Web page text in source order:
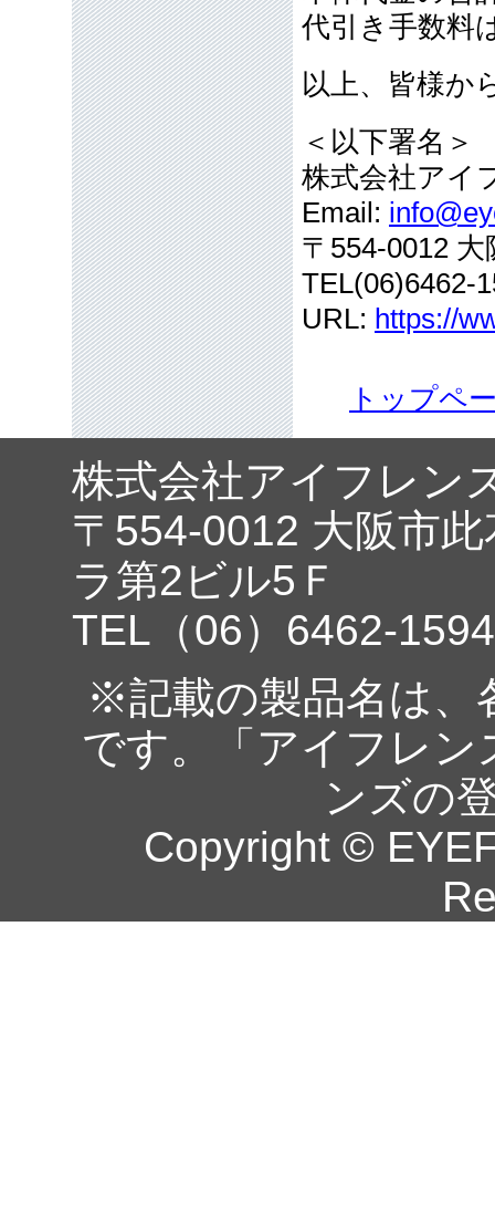
代引き手数料
以上、皆様か
＜以下署名＞
株式会社アイ
Email:
〒554-0012
TEL(06)6462-
URL: https://
トップペ
株式会社アイフレン
〒554-0012 大阪市
ラ第2ビル5Ｆ
TEL（06）6462-
※記載の製品名は、
です。「アイフレ
ンズの
Copyright ©